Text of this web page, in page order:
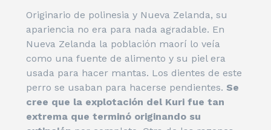
Originario de polinesia y Nueva Zelanda, su
apariencia no era para nada agradable. En
Nueva Zelanda la población maorí lo veía
como una fuente de alimento y su piel era
usada para hacer mantas. Los dientes de este
perro se usaban para hacerse pendientes. Se
cree que la explotación del Kuri fue tan
extrema que terminó originando su